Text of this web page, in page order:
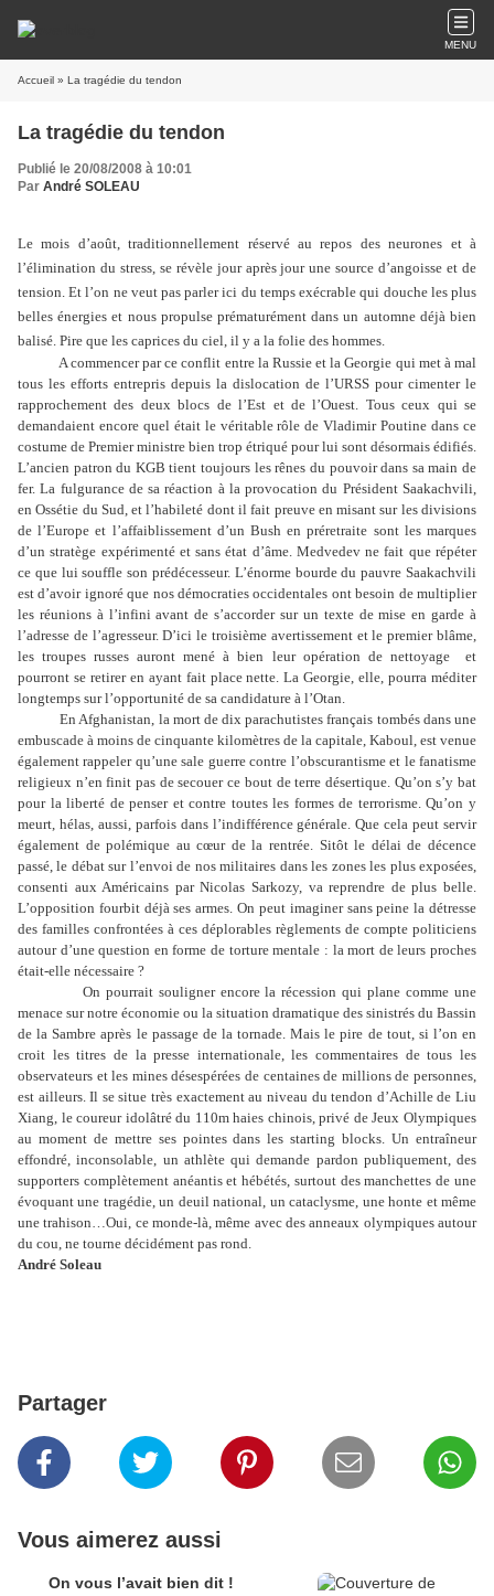
MENU
Accueil » La tragédie du tendon
La tragédie du tendon
Publié le 20/08/2008 à 10:01
Par André SOLEAU
Le mois d’août, traditionnellement réservé au repos des neurones et à
l’élimination du stress, se révèle jour après jour une source d’angoisse et de
tension. Et l’on ne veut pas parler ici du temps exécrable qui douche les plus
belles énergies et nous propulse prématurément dans un automne déjà bien
balisé. Pire que les caprices du ciel, il y a la folie des hommes.
A commencer par ce conflit entre la Russie et la Georgie qui met à mal
tous les efforts entrepris depuis la dislocation de l’URSS pour cimenter le
rapprochement des deux blocs de l’Est et de l’Ouest. Tous ceux qui se
demandaient encore quel était le véritable rôle de Vladimir Poutine dans ce
costume de Premier ministre bien trop étriqué pour lui sont désormais édifiés.
L’ancien patron du KGB tient toujours les rênes du pouvoir dans sa main de
fer. La fulgurance de sa réaction à la provocation du Président Saakachvili,
en Ossétie du Sud, et l’habileté dont il fait preuve en misant sur les divisions
de l’Europe et l’affaiblissement d’un Bush en préretraite sont les marques
d’un stratège expérimenté et sans état d’âme. Medvedev ne fait que répéter
ce que lui souffle son prédécesseur. L’énorme bourde du pauvre Saakachvili
est d’avoir ignoré que nos démocraties occidentales ont besoin de multiplier
les réunions à l’infini avant de s’accorder sur un texte de mise en garde à
l’adresse de l’agresseur. D’ici le troisième avertissement et le premier blâme,
les troupes russes auront mené à bien leur opération de nettoyage
et
pourront se retirer en ayant fait place nette. La Georgie, elle, pourra méditer
longtemps sur l’opportunité de sa candidature à l’Otan.
En Afghanistan, la mort de dix parachutistes français tombés dans une
embuscade à moins de cinquante kilomètres de la capitale, Kaboul, est venue
également rappeler qu’une sale guerre contre l’obscurantisme et le fanatisme
religieux n’en finit pas de secouer ce bout de terre désertique. Qu’on s’y bat
pour la liberté de penser et contre toutes les formes de terrorisme. Qu’on y
meurt, hélas, aussi, parfois dans l’indifférence générale. Que cela peut servir
également de polémique au cœur de la rentrée. Sitôt le délai de décence
passé, le débat sur l’envoi de nos militaires dans les zones les plus exposées,
consenti aux Américains par Nicolas Sarkozy, va reprendre de plus belle.
L’opposition fourbit déjà ses armes. On peut imaginer sans peine la détresse
des familles confrontées à ces déplorables règlements de compte politiciens
autour d’une question en forme de torture mentale : la mort de leurs proches
était-elle nécessaire ?
On pourrait souligner encore la récession qui plane comme une
menace sur notre économie ou la situation dramatique des sinistrés du Bassin
de la Sambre après le passage de la tornade. Mais le pire de tout, si l’on en
croit les titres de la presse internationale, les commentaires de tous les
observateurs et les mines désespérées de centaines de millions de personnes,
est ailleurs. Il se situe très exactement au niveau du tendon d’Achille de Liu
Xiang, le coureur idolâtré du 110m haies chinois, privé de Jeux Olympiques
au moment de mettre ses pointes dans les starting blocks. Un entraîneur
effondré, inconsolable, un athlète qui demande pardon publiquement, des
supporters complètement anéantis et hébétés, surtout des manchettes de une
évoquant une tragédie, un deuil national, un cataclysme, une honte et même
une trahison…Oui, ce monde-là, même avec des anneaux olympiques autour
du cou, ne tourne décidément pas rond.
André Soleau
Partager
Vous aimerez aussi
On vous l’avait bien dit !